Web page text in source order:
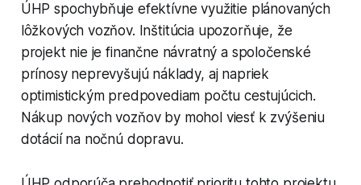
ÚHP spochybňuje efektívne využitie plánovaných
lôžkových vozňov. Inštitúcia upozorňuje, že
projekt nie je finančne návratný a spoločenské
prínosy neprevyšujú náklady, aj napriek
optimistickým predpovediam počtu cestujúcich.
Nákup nových vozňov by mohol viesť k zvýšeniu
dotácií na nočnú dopravu.